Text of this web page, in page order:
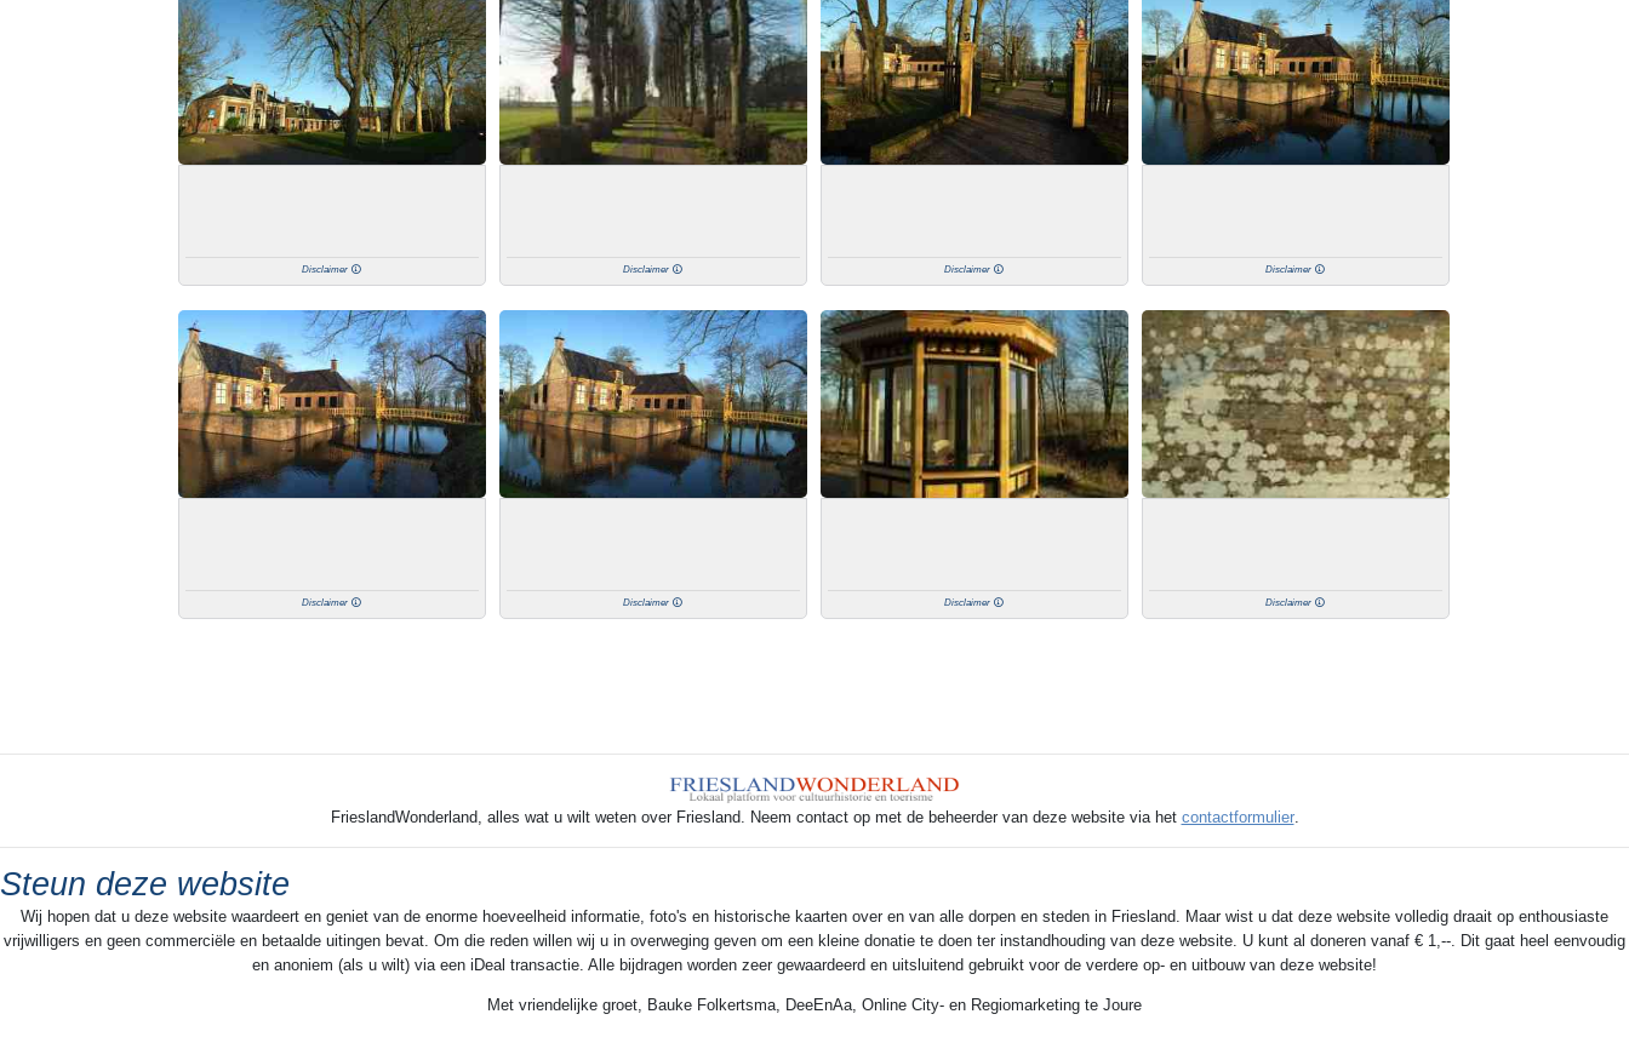
Disclaimer Disclaimer Disclaimer Disclaimer
Disclaimer Disclaimer Disclaimer Disclaimer
FrieslandWonderland, alles wat u wilt weten over Friesland. Neem contact op met de beheerder van deze website via het contactformulier.
Steun deze website
Wij hopen dat u deze website waardeert en geniet van de enorme hoeveelheid informatie, foto's en historische kaarten over en van alle dorpen en steden in Friesland. Maar wist u dat deze website volledig draait op enthousiaste
vrijwilligers en geen commerciële en betaalde uitingen bevat. Om die reden willen wij u in overweging geven om een kleine donatie te doen ter instandhouding van deze website. U kunt al doneren vanaf € 1,--. Dit gaat heel eenvoudig
en anoniem (als u wilt) via een iDeal transactie. Alle bijdragen worden zeer gewaardeerd en uitsluitend gebruikt voor de verdere op- en uitbouw van deze website!
Met vriendelijke groet, Bauke Folkertsma, DeeEnAa, Online City- en Regiomarketing te Joure